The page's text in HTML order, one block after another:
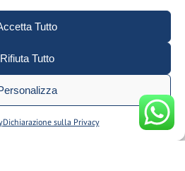
Tutto
Rifiuta Tutto
Dichiarazione sulla Privacy